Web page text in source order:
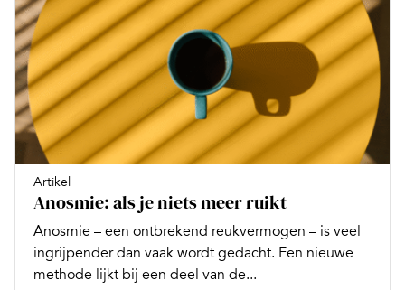
Artikel
Anosmie: als je niets meer ruikt
Anosmie – een ontbrekend reukvermogen – is veel
ingrijpender dan vaak wordt gedacht. Een nieuwe
methode lijkt bij een deel van de...